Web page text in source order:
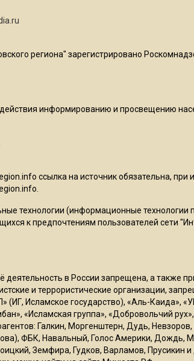
региона" зарегистрировано
информированию и просвещению
ссылка на источник обязательна, при
технологии (информационные технологии
к предпочтениям пользователей сети
деятельность в России запрещена, а также
и террористические организации,
(ИГ, Исламское государство), «Аль-
«Исламская группа», «Добровольчий
Галкин, Моргенштерн, Дудь,
ФБК, Навальный, Голос Америки, Дождь,
Земфира, Гудков, Варламов, Прусикин